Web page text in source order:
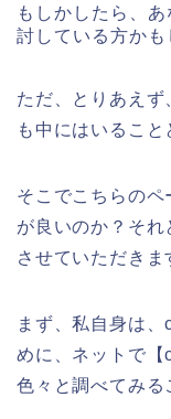
もしかしたら、
討している方かも
ただ、とりあえ
も中にはいること
そこでこちらの
が良いのか？それ
させていただきま
まず、私自身は
めに、ネットで
色々と調べてみる